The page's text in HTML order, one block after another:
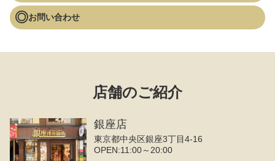
お問い合わせ
店舗のご紹介
銀座店
東京都中央区銀座3丁目4‐16
OPEN:11:00～20:00